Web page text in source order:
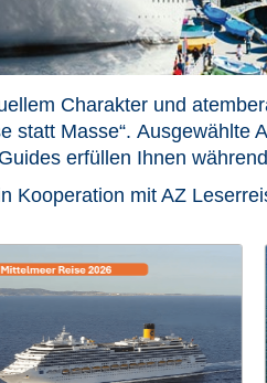
Charakter und
statt Masse“.
erfüllen Ihnen
Kooperation mit AZ